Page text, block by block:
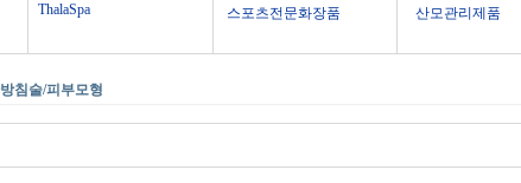
ThalaSpa
스포츠전문화장품
산모관리제품
침술/피부모형